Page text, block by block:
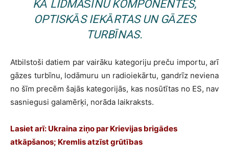
KĀ LIDMAŠĪNU KOMPONENTES,
OPTISKĀS IEKĀRTAS UN GĀZES
TURBĪNAS.
Atbilstoši datiem par vairāku kategoriju preču importu, arī
gāzes turbīnu, lodāmuru un radioiekārtu, gandrīz neviena
no šīm precēm šajās kategorijās, kas nosūtītas no ES, nav
sasniegusi galamērķi, norāda laikraksts.
Lasiet arī: Ukraina ziņo par Krievijas brigādes
atkāpšanos; Kremlis atzīst grūtības